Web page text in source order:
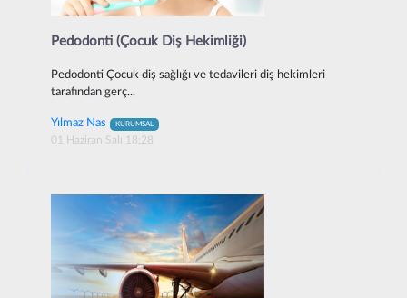
Pedodonti (Çocuk Diş Hekimliği)
Pedodonti Çocuk diş sağlığı ve tedavileri diş hekimleri
tarafından gerç...
Yılmaz Nas KURUMSAL
01 Haziran Salı 18:28